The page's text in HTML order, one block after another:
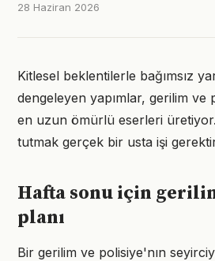
28 Haziran 2026
Kitlesel beklentilerle bağımsız
dengeleyen yapımlar, gerilim ve
en uzun ömürlü eserleri
tutmak gerçek bir usta işi
Hafta sonu için
planı
Bir gerilim ve polisiye'nın